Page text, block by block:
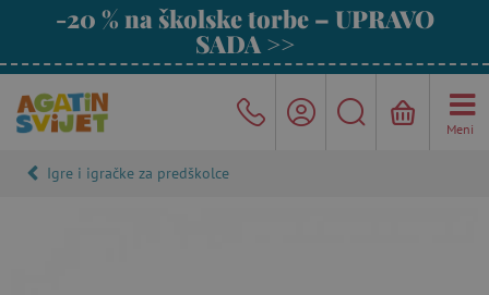
-20 % na školske torbe – UPRAVO
SADA >>
Meni
Igre i igračke za predškolce